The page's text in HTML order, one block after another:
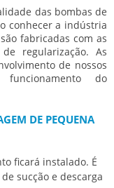
das bombas de
conhecer a indústria
fabricadas com as
regularização. As
de nossos
do
DE PEQUENA
ficará instalado. É
sucção e descarga